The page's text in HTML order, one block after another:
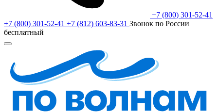
+7 (800) 301-52-41
+7 (800) 301-52-41 +7 (812) 603-83-31 Звонок по России
бесплатный